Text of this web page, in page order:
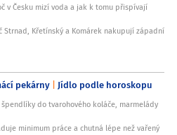
v Česku mizí voda a jak k tomu přispívají
Strnad, Křetínský a Komárek nakupují západní
pekárny Jídlo podle horoskopu
do tvarohového koláče, marmelády
minimum práce a chutná lépe než vařený